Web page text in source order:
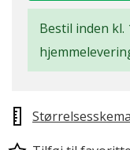
Bestil inden kl.
Størrelsesskema